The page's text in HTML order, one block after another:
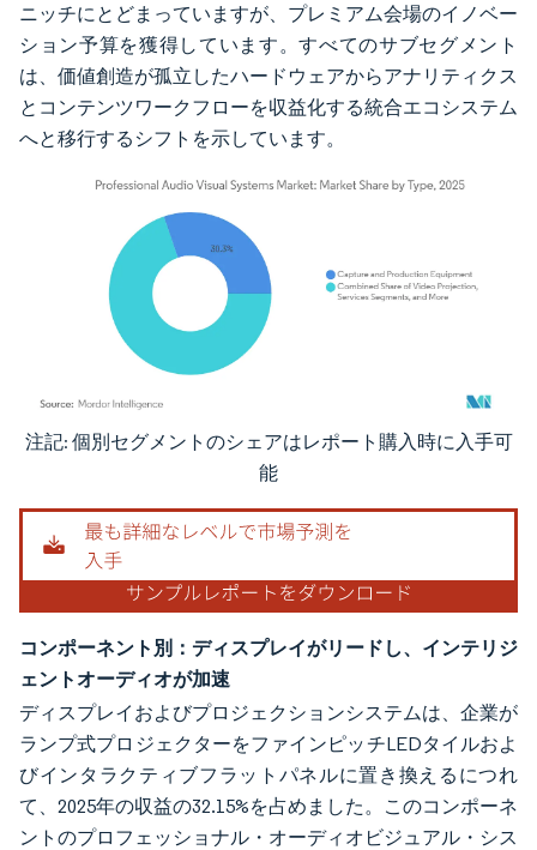
ニッチにとどまっていますが、プレミアム会場のイノベー
ション予算を獲得しています。すべてのサブセグメント
は、価値創造が孤立したハードウェアからアナリティクス
とコンテンツワークフローを収益化する統合エコシステム
へと移行するシフトを示しています。
画像 © Mordor Intelligence。再利用にはCC BY 4.0の表示が必要です。
注記: 個別セグメントのシェアはレポート購入時に入手可
能
コンポーネント別：ディスプレイがリードし、インテリジ
ェントオーディオが加速
ディスプレイおよびプロジェクションシステムは、企業が
ランプ式プロジェクターをファインピッチLEDタイルおよ
びインタラクティブフラットパネルに置き換えるにつれ
て、2025年の収益の32.15%を占めました。このコンポーネ
ントのプロフェッショナル・オーディオビジュアル・シス